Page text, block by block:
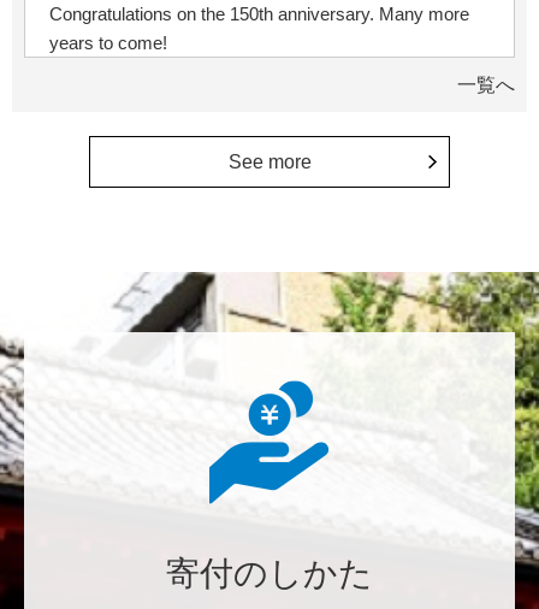
Congratulations on the 150th anniversary. Many more
years to come!
らも自信をもって励んでください。
少しでもお役に立てればと思います。 <理学系研究
け！赤門プロジェクト>
一覧へ
See more
寄付のしかた